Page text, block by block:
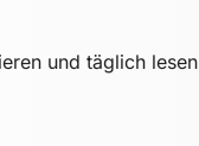
und täglich lesen